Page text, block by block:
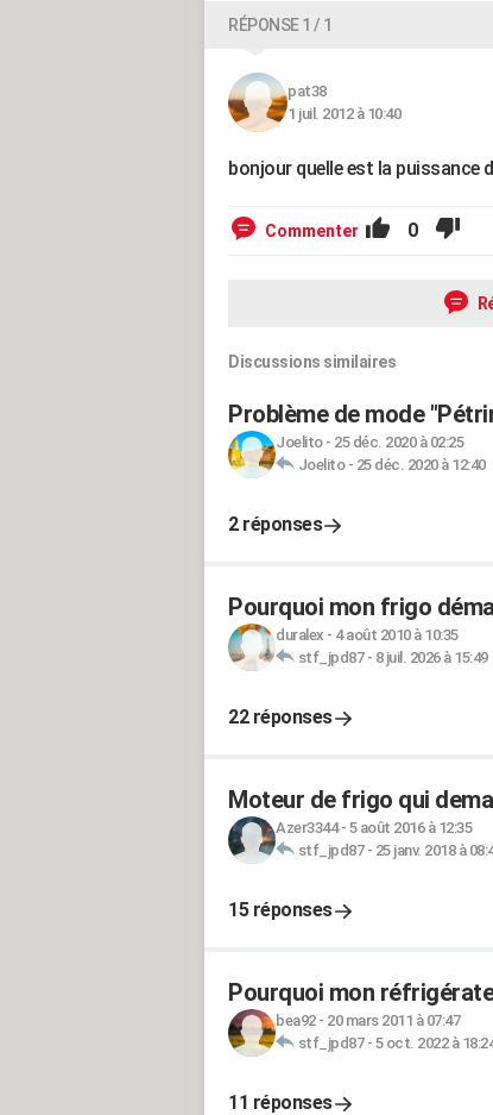
RÉPONSE 1 / 1
pat38
1 juil. 2012 à 10:40
bonjour quelle est la puissance
Commenter 0
Discussions similaires
Problème de mode
Joelito- 25 déc. 2020 à 02:25
Joelito- 25 déc. 2020 à 12:40
2 réponses
Pourquoi mon frigo
duralex - 4 août 2010 à 10:35
stf_jpd87- 8 juil. 2026 à 15:49
22 réponses
Moteur de frigo qui
Azer3344- 5 août 2016 à 12:35
stf_jpd87- 25 janv. 2018 à
15 réponses
Pourquoi mon
bea92- 20 mars 2011 à 07:47
stf_jpd87- 5 oct. 2022 à
11 réponses